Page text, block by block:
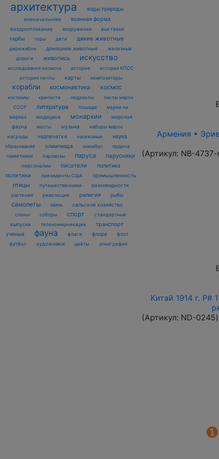
архитектура виды природы
военачальники военная форма
воздухоплавание вооружения выставки
гербы горы дети дикие животные
дирижабли домашние животные
железные
дороги
живопись искусство
исследования космоса история
история КПСС
история почты
карты композиторы
корабли космонавтика космос
костюмы крепости ледоколы
листы марок
СССР
литература лошади
марки на
марках
медицина монархии
морская
фауна
мосты музыка наборы марок
награды надпечатки насекомые наука
образование олимпиада омнибус ордена
памятники паровозы паруса парусники
персоналии писатели
политика
политики
президенты США промышленность
птицы путешественники разновидности
растения революции религия рыбы
самолеты связь сельское хозяйство
слоны соборы спорт
стандартные
выпуски
телекоммуникации транспорт
ученые фауна флаги флора
флот
футбол
художники цветы этнография
Армения •
(Артикул: NB-4737-
Китай 1914 г. P#
(Артикул: ND-0245)